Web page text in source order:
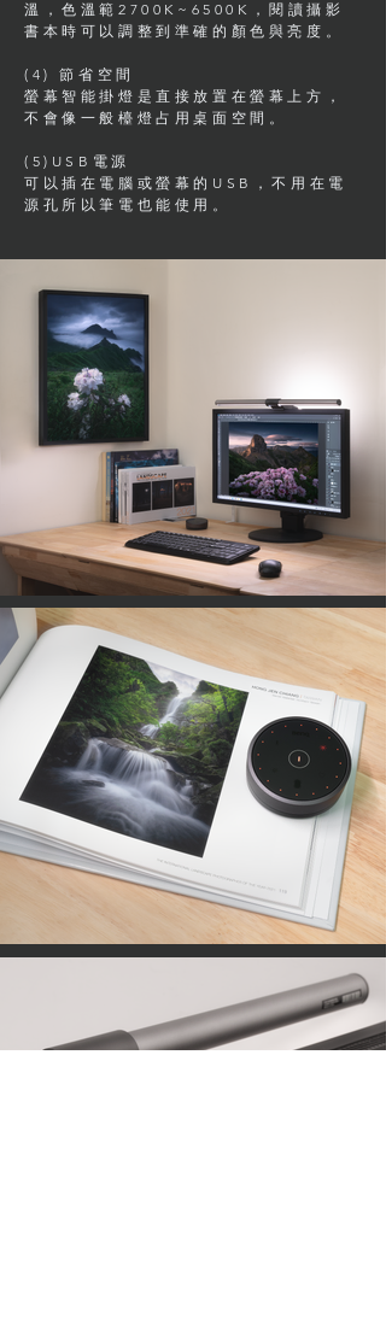
溫，色溫範2700K~6500K，閱讀攝影
書本時可以調整到準確的顏色與亮度。
(4) 節省空間
螢幕智能掛燈是直接放置在螢幕上方，
不會像一般檯燈占用桌面空間。
(5)USB電源
可以插在電腦或螢幕的USB，不用在電
源孔所以筆電也能使用。